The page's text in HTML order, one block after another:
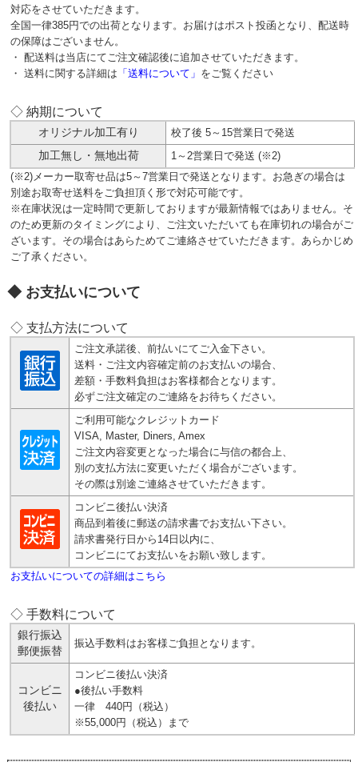
対応をさせていただきます。
全国一律385円での出荷となります。お届けはポスト投函となり、配送時
の保障はございません。
・ 配送料は当店にてご注文確認後に追加させていただきます。
・ 送料に関する詳細は 「送料について」 をご覧ください
◇ 納期について
オリジナル加工有り
校了後 5～15営業日で発送
加工無し・無地出荷
1～2営業日で発送 (※2)
(※2)メーカー取寄せ品は5～7営業日で発送となります。お急ぎの場合は
別途お取寄せ送料をご負担頂く形で対応可能です。
※在庫状況は一定時間で更新しておりますが最新情報ではありません。そ
のため更新のタイミングにより、ご注文いただいても在庫切れの場合がご
ざいます。その場合はあらためてご連絡させていただきます。あらかじめ
ご了承ください。
お支払いについて
◇ 支払方法について
ご注文承諾後、前払いにてご入金下さい。
送料・ご注文内容確定前のお支払いの場合、
差額・手数料負担はお客様都合となります。
必ずご注文確定のご連絡をお待ちください。
ご利用可能なクレジットカード
VISA, Master, Diners, Amex
ご注文内容変更となった場合に与信の都合上、
別の支払方法に変更いただく場合がございます。
その際は別途ご連絡させていただきます。
コンビニ後払い決済
商品到着後に郵送の請求書でお支払い下さい。
請求書発行日から14日以内に、
コンビニにてお支払いをお願い致します。
お支払いについての詳細はこちら
◇ 手数料について
銀行振込
郵便振替
振込手数料はお客様ご負担となります。
コンビニ
後払い
コンビニ後払い決済
●後払い手数料
一律 440円（税込）
※55,000円（税込）まで